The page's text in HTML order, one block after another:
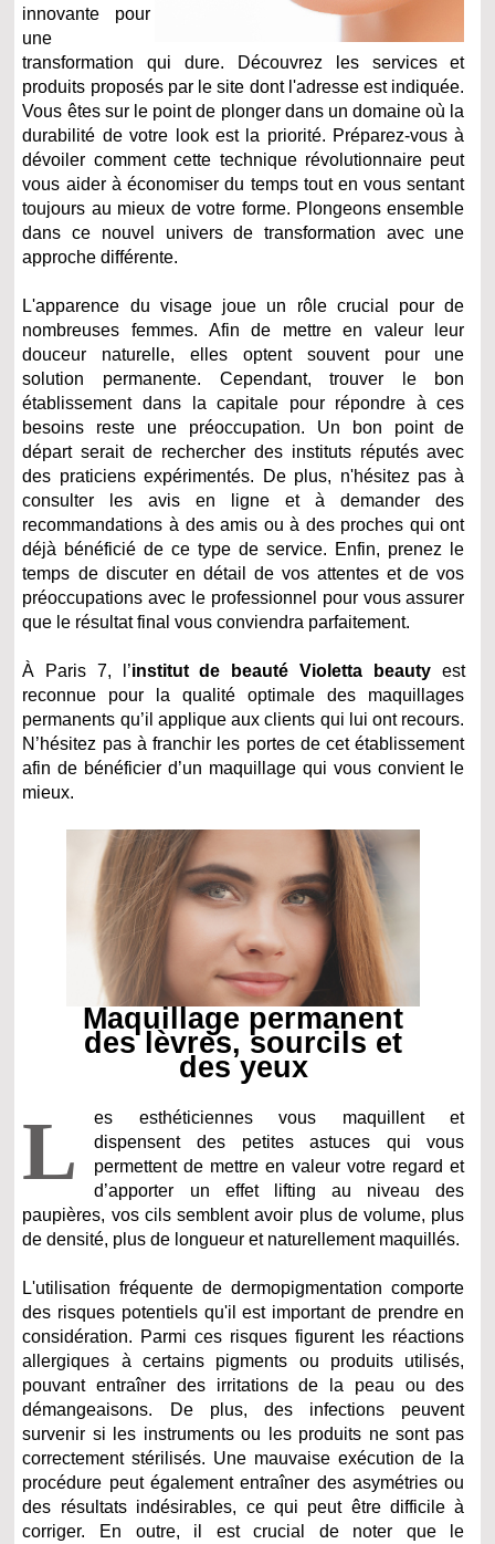
innovante pour
une
transformation qui dure. Découvrez les services et
produits proposés par le site dont l'adresse est indiquée.
Vous êtes sur le point de plonger dans un domaine où la
durabilité de votre look est la priorité. Préparez-vous à
dévoiler comment cette technique révolutionnaire peut
vous aider à économiser du temps tout en vous sentant
toujours au mieux de votre forme. Plongeons ensemble
dans ce nouvel univers de transformation avec une
approche différente.
L'apparence du visage joue un rôle crucial pour de
nombreuses femmes. Afin de mettre en valeur leur
douceur naturelle, elles optent souvent pour une
solution permanente. Cependant, trouver le bon
établissement dans la capitale pour répondre à ces
besoins reste une préoccupation. Un bon point de
départ serait de rechercher des instituts réputés avec
des praticiens expérimentés. De plus, n'hésitez pas à
consulter les avis en ligne et à demander des
recommandations à des amis ou à des proches qui ont
déjà bénéficié de ce type de service. Enfin, prenez le
temps de discuter en détail de vos attentes et de vos
préoccupations avec le professionnel pour vous assurer
que le résultat final vous conviendra parfaitement.
À Paris 7, l’institut de beauté Violetta beautyest
reconnue pour la qualité optimale des maquillages
permanents qu’il applique aux clients qui lui ont recours.
N’hésitez pas à franchir les portes de cet établissement
afin de bénéficier d’un maquillage qui vous convient le
mieux.
Maquillage permanent
des lèvres, sourcils et
des yeux
L
es esthéticiennes vous maquillent et
dispensent des petites astuces qui vous
permettent de mettre en valeur votre regard et
d’apporter un effet lifting au niveau des
paupières, vos cils semblent avoir plus de volume, plus
de densité, plus de longueur et naturellement maquillés.
L'utilisation fréquente de dermopigmentation comporte
des risques potentiels qu'il est important de prendre en
considération. Parmi ces risques figurent les réactions
allergiques à certains pigments ou produits utilisés,
pouvant entraîner des irritations de la peau ou des
démangeaisons. De plus, des infections peuvent
survenir si les instruments ou les produits ne sont pas
correctement stérilisés. Une mauvaise exécution de la
procédure peut également entraîner des asymétries ou
des résultats indésirables, ce qui peut être difficile à
corriger. En outre, il est crucial de noter que le